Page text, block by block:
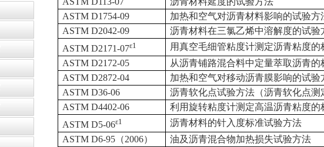
ASTM D1754-09
加热和空气对沥青材料影响的试验
ASTM D2042-09
沥青材料在三氯乙烯中溶解度的试验
ASTM D2171-07ε1
用真空毛细管粘度计测定沥青粘度的
ASTM D2172-05
从沥青铺路混合料中定量萃取沥青的
ASTM D2872-04
加热和空气对移动沥青膜影响的试
ASTM D36-06
沥青软化点试验方法（沥青软化点测
ASTM D4402-06
利用旋转粘度计测定高温沥青粘度的
ASTM D5-06ε1
沥青材料的针入度标准试验方法
ASTM D6-95（2006）
油及沥青混合物加热损失试验方法